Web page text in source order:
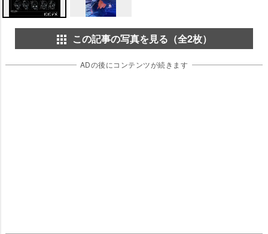
この記事の写真を見る（全2枚）
ADの後にコンテンツが続きます